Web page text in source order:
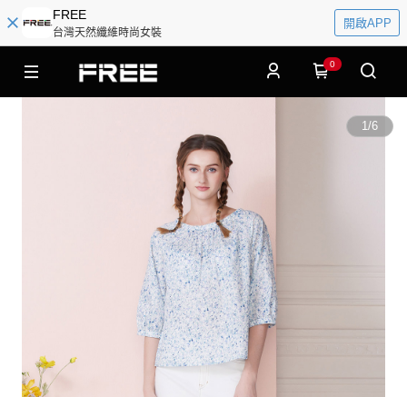
FREE
台灣天然纖維時尚女裝
開啟APP
0
1/6